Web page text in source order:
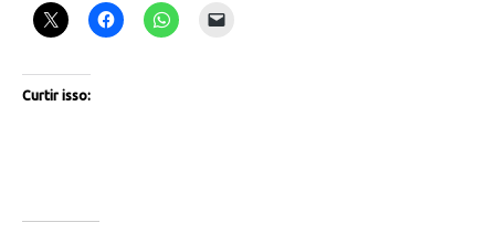
Curtir isso: